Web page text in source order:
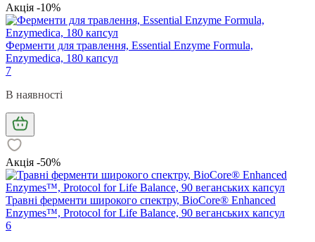
Акція -10%
Ферменти для травлення, Essential Enzyme Formula,
Enzymedica, 180 капсул
7
В наявності
Акція -50%
Травні ферменти широкого спектру, BioCore® Enhanced
Enzymes™, Protocol for Life Balance, 90 веганських капсул
6